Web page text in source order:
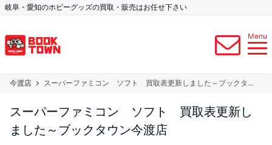
岐阜・愛知のホビーグッズの買取・販売はお任せ下さい
Menu
今渡店 スーパーファミコン ソフト 買取表更新しました～ブックタウン今渡店
スーパーファミコン ソフト 買取表更新し
ました～ブックタウン今渡店